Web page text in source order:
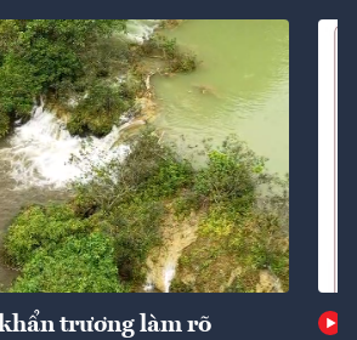
trương làm rõ